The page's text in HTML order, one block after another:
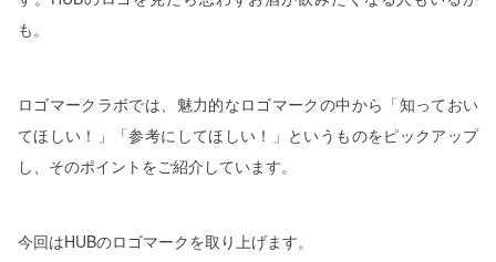
も。
ロゴマークラボでは、魅力的なロゴマークの中から「知っておい
てほしい！」「参考にしてほしい！」というものをピックアップ
し、そのポイントをご紹介しています。
今回はHUBのロゴマークを取り上げます。